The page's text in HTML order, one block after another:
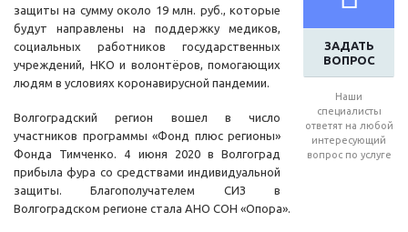
ЗАДАТЬ
ВОПРОС
Наши
специалисты
ответят на любой
интересующий
вопрос по услуге
защиты на сумму около 19 млн. руб., которые
будут направлены на поддержку медиков,
социальных работников государственных
учреждений, НКО и волонтёров, помогающих
людям в условиях коронавирусной пандемии.
Волгоградский регион вошел в число
участников программы «Фонд плюс регионы»
Фонда Тимченко. 4 июня 2020 в Волгоград
прибыла фура со средствами индивидуальной
защиты. Благополучателем СИЗ в
Волгоградском регионе стала АНО СОН «Опора».